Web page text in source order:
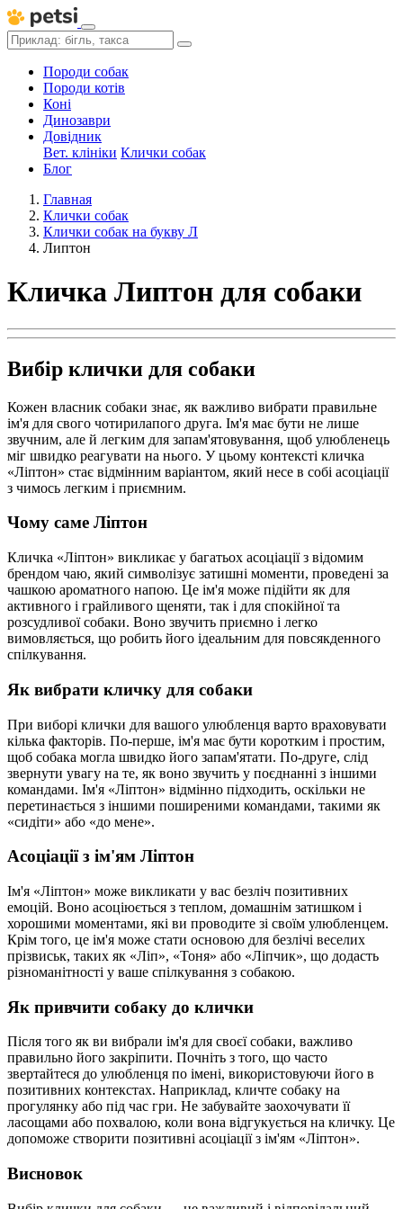
Породи собак
Породи котів
Коні
Динозаври
Довідник
Вет. клініки Клички собак
Блог
Главная
Клички собак
Клички собак на букву Л
Липтон
Кличка Липтон для собаки
Вибір клички для собаки
Кожен власник собаки знає, як важливо вибрати правильне
ім'я для свого чотирилапого друга. Ім'я має бути не лише
звучним, але й легким для запам'ятовування, щоб улюбленець
міг швидко реагувати на нього. У цьому контексті кличка
«Ліптон» стає відмінним варіантом, який несе в собі асоціації
з чимось легким і приємним.
Чому саме Ліптон
Кличка «Ліптон» викликає у багатьох асоціації з відомим
брендом чаю, який символізує затишні моменти, проведені за
чашкою ароматного напою. Це ім'я може підійти як для
активного і грайливого щеняти, так і для спокійної та
розсудливої собаки. Воно звучить приємно і легко
вимовляється, що робить його ідеальним для повсякденного
спілкування.
Як вибрати кличку для собаки
При виборі клички для вашого улюбленця варто враховувати
кілька факторів. По-перше, ім'я має бути коротким і простим,
щоб собака могла швидко його запам'ятати. По-друге, слід
звернути увагу на те, як воно звучить у поєднанні з іншими
командами. Ім'я «Ліптон» відмінно підходить, оскільки не
перетинається з іншими поширеними командами, такими як
«сидіти» або «до мене».
Асоціації з ім'ям Ліптон
Ім'я «Ліптон» може викликати у вас безліч позитивних
емоцій. Воно асоціюється з теплом, домашнім затишком і
хорошими моментами, які ви проводите зі своїм улюбленцем.
Крім того, це ім'я може стати основою для безлічі веселих
прізвиськ, таких як «Ліп», «Тоня» або «Ліпчик», що додасть
різноманітності у ваше спілкування з собакою.
Як привчити собаку до клички
Після того як ви вибрали ім'я для своєї собаки, важливо
правильно його закріпити. Почніть з того, що часто
звертайтеся до улюбленця по імені, використовуючи його в
позитивних контекстах. Наприклад, кличте собаку на
прогулянку або під час гри. Не забувайте заохочувати її
ласощами або похвалою, коли вона відгукується на кличку. Це
допоможе створити позитивні асоціації з ім'ям «Ліптон».
Висновок